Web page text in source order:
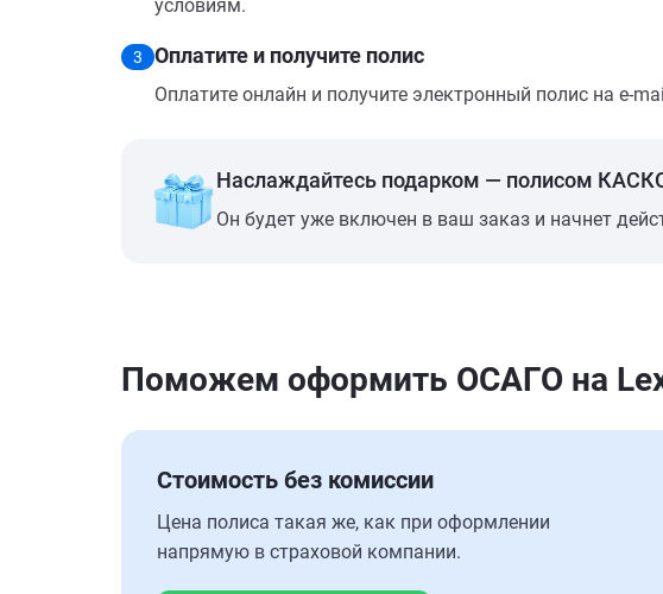
условиям.
3 Оплатите и получите полис
Оплатите онлайн и получите электронный полис на e-
Наслаждайтесь подарком — полисом
Он будет уже включен в ваш заказ и начнет
Поможем оформить ОСАГО на
Стоимость без комиссии
Цена полиса такая же, как при оформлении
напрямую в страховой компании.